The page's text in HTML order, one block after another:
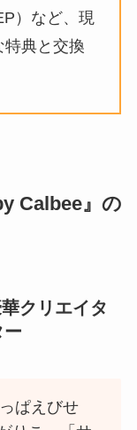
）など、現
特典と交換
Calbee』の
クリエイタ
ー
ぱえびせ